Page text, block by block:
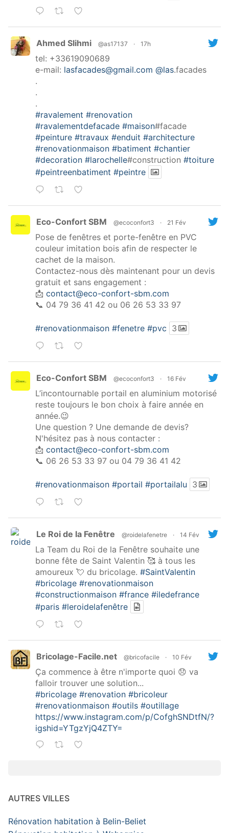
Ahmed Slihmi @as17137 · 17h
tel: +33619090689
e-mail: lasfacades@gmail.com @las.facades
.
.
.
#ravalement #renovation
#ravalementdefacade #maison#facade
#peinture #travaux #enduit #architecture
#renovationmaison #batiment #chantier
#decoration #larochelle#construction #toiture
#peintreenbatiment #peintre
Eco-Confort SBM @ecoconfort3 · 21 Fév
Pose de fenêtres et porte-fenêtre en PVC
couleur imitation bois afin de respecter le
cachet de la maison.
Contactez-nous dès maintenant pour un devis
gratuit et sans engagement :
📩 contact@eco-confort-sbm.com
📞 04 79 36 41 42 ou 06 26 53 33 97
#renovationmaison #fenetre #pvc 3
Eco-Confort SBM @ecoconfort3 · 16 Fév
L’incontournable portail en aluminium motorisé
reste toujours le bon choix à faire année en
année.😉
Une question ? Une demande de devis?
N'hésitez pas à nous contacter :
📩 contact@eco-confort-sbm.com
📞 06 26 53 33 97 ou 04 79 36 41 42
#renovationmaison #portail #portailalu 3
Le Roi de la Fenêtre @roidelafenetre · 14 Fév
La Team du Roi de la Fenêtre souhaite une
bonne fête de Saint Valentin 🥰 à tous les
amoureux 💘 du bricolage. #SaintValentin
#bricolage #renovationmaison
#constructionmaison #france #iledefrance
#paris #leroidelafenêtre
Bricolage-Facile.net @bricofacile · 10 Fév
Ça commence à être n'importe quoi 😞 va
falloir trouver une solution...
#bricolage #renovation #bricoleur
#renovationmaison #outils #outillage
https://www.instagram.com/p/CofghSNDtfN/?
igshid=YTgzYjQ4ZTY=
AUTRES VILLES
Rénovation habitation à Belin-Beliet